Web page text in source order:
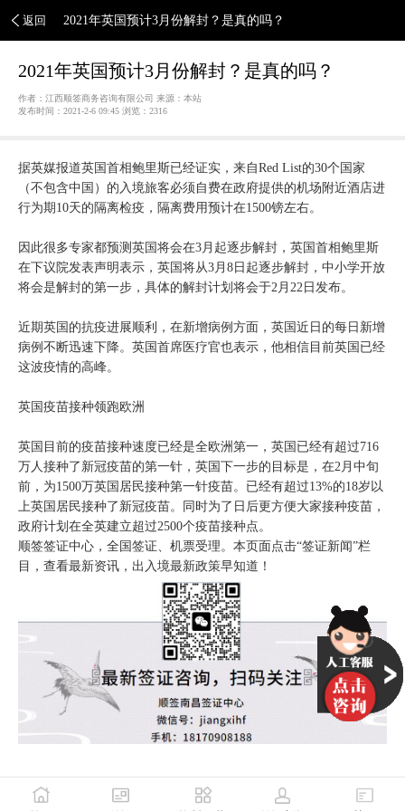
返回 2021年英国预计3月份解封？是真的吗？
2021年英国预计3月份解封？是真的吗？
作者：江西顺签商务咨询有限公司 来源：本站
发布时间：2021-2-6 09:45 浏览： 2316
据英媒报道英国首相鲍里斯已经证实，来自Red List的30个国家
（不包含中国）的入境旅客必须自费在政府提供的机场附近酒店进
行为期10天的隔离检疫，隔离费用预计在1500镑左右。
因此很多专家都预测英国将会在3月起逐步解封，英国首相鲍里斯
在下议院发表声明表示，英国将从3月8日起逐步解封，中小学开放
将会是解封的第一步，具体的解封计划将会于2月22日发布。
近期英国的抗疫进展顺利，在新增病例方面，英国近日的每日新增
病例不断迅速下降。英国首席医疗官也表示，他相信目前英国已经
这波疫情的高峰。
英国疫苗接种领跑欧洲
英国目前的疫苗接种速度已经是全欧洲第一，英国已经有超过716
万人接种了新冠疫苗的第一针，英国下一步的目标是，在2月中旬
前，为1500万英国居民接种第一针疫苗。已经有超过13%的18岁以
上英国居民接种了新冠疫苗。同时为了日后更方便大家接种疫苗，
政府计划在全英建立超过2500个疫苗接种点。
顺签签证中心，全国签证、机票受理。本页面点击“签证新闻”栏
目，查看最新资讯，出入境最新政策早知道！